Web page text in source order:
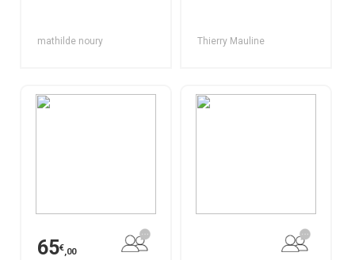
mathilde noury Thierry Mauline
65€,00